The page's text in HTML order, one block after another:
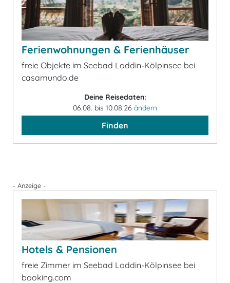
Ferienwohnungen & Ferienhäuser
freie Objekte im Seebad Loddin-Kölpinsee bei
casamundo.de
Deine Reisedaten:
06.08. bis 10.08.26 ändern
Finden
- Anzeige -
Hotels & Pensionen
freie Zimmer im Seebad Loddin-Kölpinsee bei
booking.com